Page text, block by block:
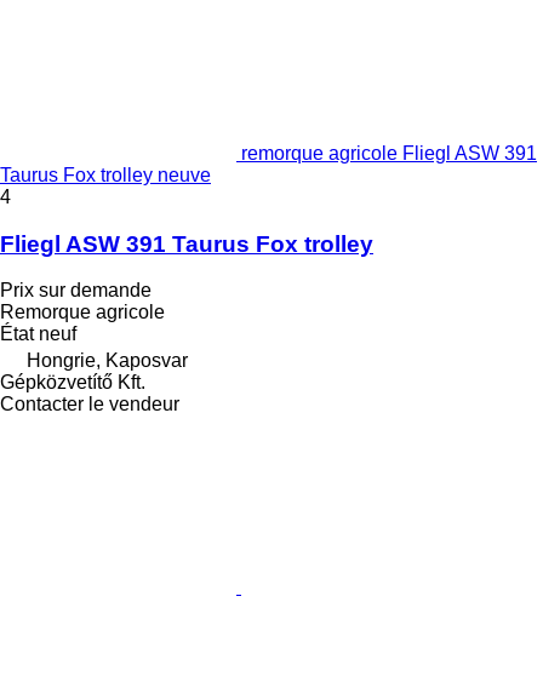
remorque agricole Fliegl ASW 391
Taurus Fox trolley neuve
4
Fliegl ASW 391 Taurus Fox trolley
Prix sur demande
Remorque agricole
Étatneuf
Hongrie, Kaposvar
Gépközvetítő Kft.
Contacter le vendeur